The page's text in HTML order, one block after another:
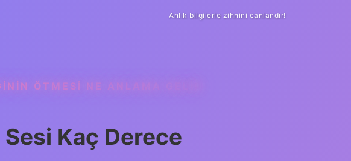
Anlık bilgilerle zihnini canlandır!
ÖTMESI NE ANLAMA GELIR
Sesi Kaç Derece